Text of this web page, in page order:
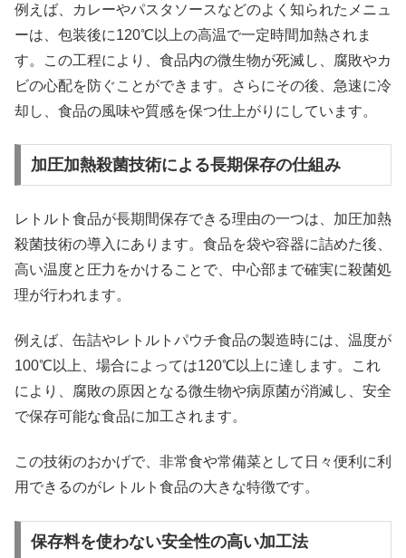
例えば、カレーやパスタソースなどのよく知られたメニュ
ーは、包装後に120℃以上の高温で一定時間加熱されま
す。この工程により、食品内の微生物が死滅し、腐敗やカ
ビの心配を防ぐことができます。さらにその後、急速に冷
却し、食品の風味や質感を保つ仕上がりにしています。
加圧加熱殺菌技術による長期保存の仕組み
レトルト食品が長期間保存できる理由の一つは、加圧加熱
殺菌技術の導入にあります。食品を袋や容器に詰めた後、
高い温度と圧力をかけることで、中心部まで確実に殺菌処
理が行われます。
例えば、缶詰やレトルトパウチ食品の製造時には、温度が
100℃以上、場合によっては120℃以上に達します。これ
により、腐敗の原因となる微生物や病原菌が消滅し、安全
で保存可能な食品に加工されます。
この技術のおかげで、非常食や常備菜として日々便利に利
用できるのがレトルト食品の大きな特徴です。
保存料を使わない安全性の高い加工法